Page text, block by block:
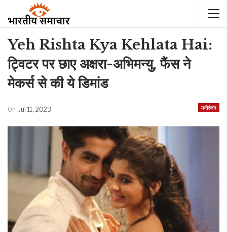
Yeh Rishta Kya Kehlata Hai:
ट्विटर पर छाए अक्षरा-अभिमन्यु, फैंस ने
मेकर्स से की ये डिमांड
मनोरंजन
On Jul 11, 2023